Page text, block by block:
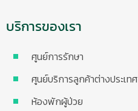
บริการของเรา
ศูนย์การรักษา
ศูนย์บริการลูกค้าต่างประเทศ
ห้องพักผู้ป่วย